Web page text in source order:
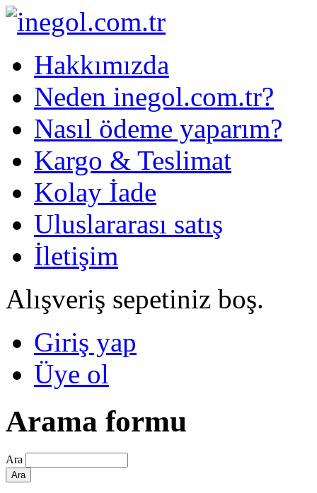
Hakkımızda
Neden inegol.com.tr?
Nasıl ödeme yaparım?
Kargo & Teslimat
Kolay İade
Uluslararası satış
İletişim
Alışveriş sepetiniz boş.
Giriş yap
Üye ol
Arama formu
Ara